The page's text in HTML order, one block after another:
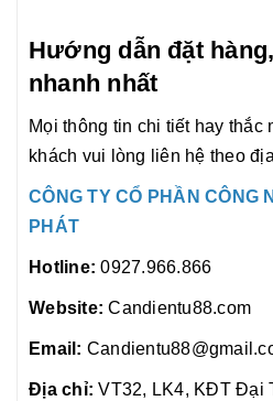
Hướng dẫn đặt
nhanh nhất
Mọi thông tin chi tiết hay thắc
khách vui lòng liên hệ theo
CÔNG TY CỔ PHẦN CÔNG
PHÁT
Hotline: 0927.966.866
Website: Candientu88.com
Email:
Địa chỉ:VT32, LK4, KĐT Đại